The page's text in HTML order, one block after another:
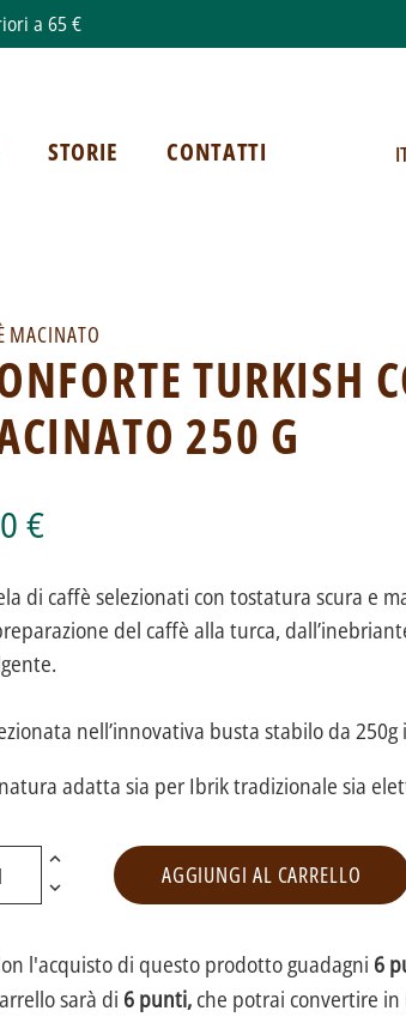
a 65 €
STORIE CONTATTI
MACINATO
TURKISH
250 G
€
di caffè selezionati con tostatura scura e
del caffè alla turca,
nell’innovativa busta stabilo da
adatta sia per Ibrik tradizionale sia
AGGIUNGI AL CARRELLO
l'acquisto di questo prodotto guadagni 6
sarà di 6 punti, che potrai convertire